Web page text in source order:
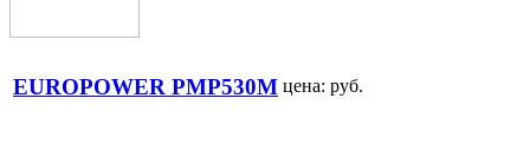
EUROPOWER PMP530M цена: руб.